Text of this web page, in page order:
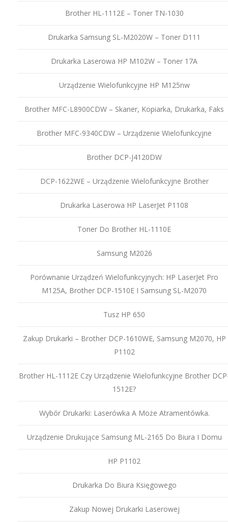
Brother HL-1112E – Toner TN-1030
Drukarka Samsung SL-M2020W – Toner D111
Drukarka Laserowa HP M102W – Toner 17A
Urządzenie Wielofunkcyjne HP M125nw
Brother MFC-L8900CDW – Skaner, Kopiarka, Drukarka, Faks
Brother MFC-9340CDW – Urządzenie Wielofunkcyjne
Brother DCP-J4120DW
DCP-1622WE – Urządzenie Wielofunkcyjne Brother
Drukarka Laserowa HP LaserJet P1108
Toner Do Brother HL-1110E
Samsung M2026
Porównanie Urządzeń Wielofunkcyjnych: HP LaserJet Pro
M125A, Brother DCP-1510E I Samsung SL-M2070
Tusz HP 650
Zakup Drukarki – Brother DCP-1610WE, Samsung M2070, HP
P1102
Brother HL-1112E Czy Urządzenie Wielofunkcyjne Brother
1512E?
Wybór Drukarki: Laserówka A Może Atramentówka.
Urządzenie Drukujące Samsung ML-2165 Do Biura I Domu
HP P1102
Drukarka Do Biura Księgowego
Zakup Nowej Drukarki Laserowej